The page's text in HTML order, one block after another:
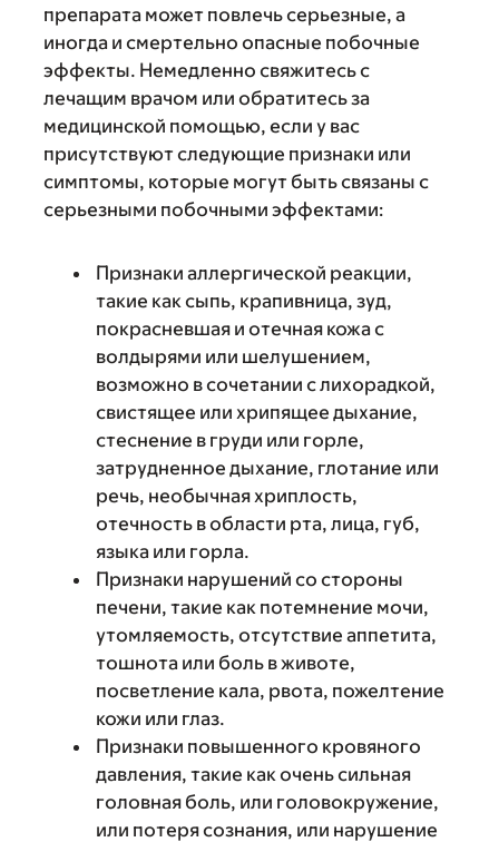
препарата может повлечь серьезные, а
иногда и смертельно опасные побочные
эффекты. Немедленно свяжитесь с
лечащим врачом или обратитесь за
медицинской помощью, если у вас
присутствуют следующие признаки или
симптомы, которые могут быть связаны с
серьезными побочными эффектами:
Признаки аллергической реакции,
такие как сыпь, крапивница, зуд,
покрасневшая и отечная кожа с
волдырями или шелушением,
возможно в сочетании с лихорадкой,
свистящее или хрипящее дыхание,
стеснение в груди или горле,
затрудненное дыхание, глотание или
речь, необычная хриплость,
отечность в области рта, лица, губ,
языка или горла.
Признаки нарушений со стороны
печени, такие как потемнение мочи,
утомляемость, отсутствие аппетита,
тошнота или боль в животе,
посветление кала, рвота, пожелтение
кожи или глаз.
Признаки повышенного кровяного
давления, такие как очень сильная
головная боль, или головокружение,
или потеря сознания, или нарушение